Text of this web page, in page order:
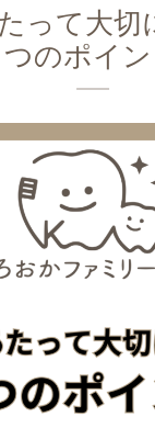
って大切
つのポイン